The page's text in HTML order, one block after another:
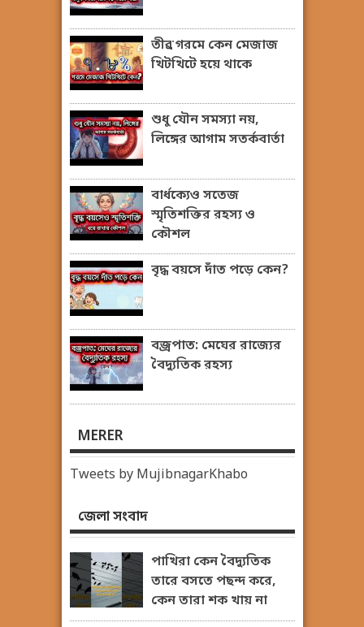
তীব্র গরমে কেন মেজাজ
খিটখিটে হয়ে থাকে
শুধু যৌন সমস্যা নয়,
লিঙ্গের আগাম সতর্কবার্তা
বার্ধক্যেও সতেজ
স্মৃতিশক্তির রহস্য ও
কৌশল
বৃদ্ধ বয়সে দাঁত পড়ে কেন?
বজ্রপাত: মেঘের রাজ্যের
বৈদ্যুতিক রহস্য
MERER
Tweets by MujibnagarKhabo
জেলা সংবাদ
পাখিরা কেন বৈদ্যুতিক
তারে বসতে পছন্দ করে,
কেন তারা শক খায় না